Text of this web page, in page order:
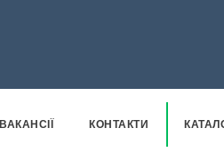
ВАКАНСІЇ КОНТАКТИ